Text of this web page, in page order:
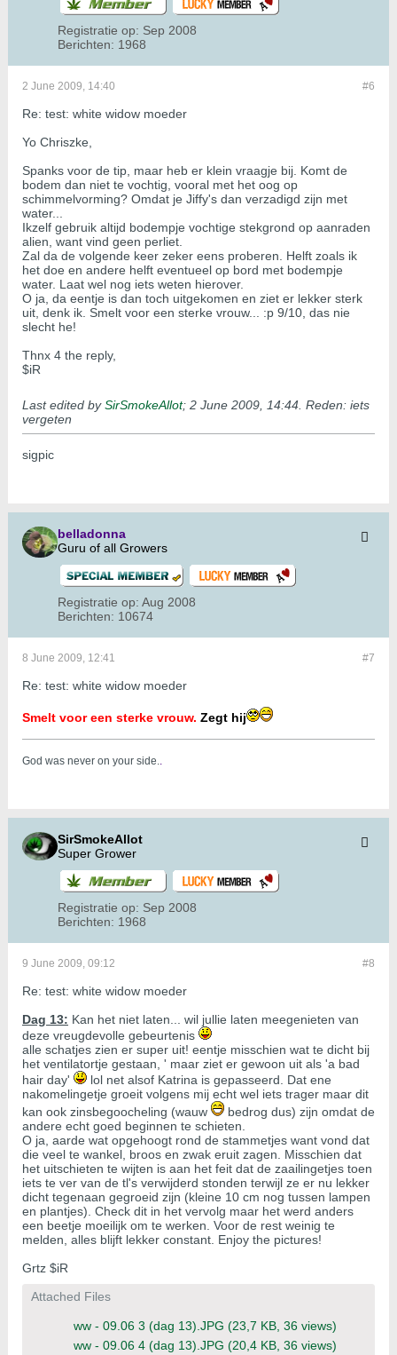
Registratie op: Sep 2008
Berichten: 1968
#6
2 June 2009, 14:40
Re: test: white widow moeder
Yo Chriszke,
Spanks voor de tip, maar heb er klein vraagje bij. Komt de
bodem dan niet te vochtig, vooral met het oog op
schimmelvorming? Omdat je Jiffy's dan verzadigd zijn met
water...
Ikzelf gebruik altijd bodempje vochtige stekgrond op aanraden
alien, want vind geen perliet.
Zal da de volgende keer zeker eens proberen. Helft zoals ik
het doe en andere helft eventueel op bord met bodempje
water. Laat wel nog iets weten hierover.
O ja, da eentje is dan toch uitgekomen en ziet er lekker sterk
uit, denk ik. Smelt voor een sterke vrouw... :p 9/10, das nie
slecht he!
Thnx 4 the reply,
$iR
Last edited bySirSmokeAllot; 2 June 2009, 14:44 Reden: iets
vergeten
sigpic
belladonna
Guru of all Growers
Registratie op: Aug 2008
Berichten: 10674
#7
8 June 2009, 12:41
Re: test: white widow moeder
Smelt voor een sterke vrouw. Zegt hij
God was never on your side..
SirSmokeAllot
Super Grower
Registratie op: Sep 2008
Berichten: 1968
#8
9 June 2009, 09:12
Re: test: white widow moeder
Dag 13: Kan het niet laten... wil jullie laten meegenieten van
deze vreugdevolle gebeurtenis
alle schatjes zien er super uit! eentje misschien wat te dicht bij
het ventilatortje gestaan, ' maar ziet er gewoon uit als 'a bad
hair day'
lol net alsof Katrina is gepasseerd. Dat ene
nakomelingetje groeit volgens mij echt wel iets trager maar dit
kan ook zinsbegoocheling (wauw
bedrog dus) zijn omdat de
andere echt goed beginnen te schieten.
O ja, aarde wat opgehoogt rond de stammetjes want vond dat
die veel te wankel, broos en zwak eruit zagen. Misschien dat
het uitschieten te wijten is aan het feit dat de zaailingetjes toen
iets te ver van de tl's verwijderd stonden terwijl ze er nu lekker
dicht tegenaan gegroeid zijn (kleine 10 cm nog tussen lampen
en plantjes). Check dit in het vervolg maar het werd anders
een beetje moeilijk om te werken. Voor de rest weinig te
melden, alles blijft lekker constant. Enjoy the pictures!
Grtz $iR
Attached Files
ww - 09.06 3 (dag 13).JPG (23,7 KB, 36 views)
ww - 09.06 4 (dag 13).JPG (20,4 KB, 36 views)